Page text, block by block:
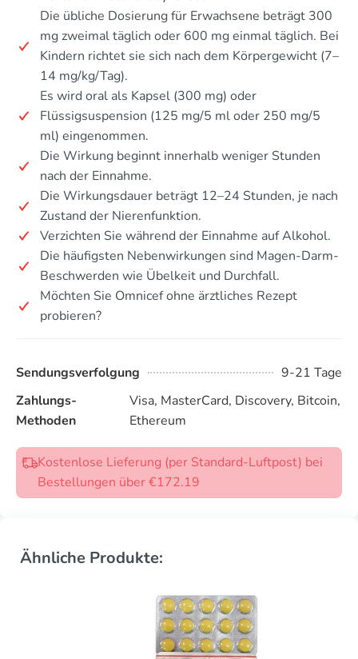
Die übliche Dosierung für Erwachsene beträgt 300
mg zweimal täglich oder 600 mg einmal täglich. Bei
Kindern richtet sie sich nach dem Körpergewicht (7–
14 mg/kg/Tag).
Es wird oral als Kapsel (300 mg) oder
Flüssigsuspension (125 mg/5 ml oder 250 mg/5
ml) eingenommen.
Die Wirkung beginnt innerhalb weniger Stunden
nach der Einnahme.
Die Wirkungsdauer beträgt 12–24 Stunden, je nach
Zustand der Nierenfunktion.
Verzichten Sie während der Einnahme auf Alkohol.
Die häufigsten Nebenwirkungen sind Magen-Darm-
Beschwerden wie Übelkeit und Durchfall.
Möchten Sie Omnicef ohne ärztliches Rezept
probieren?
Sendungsverfolgung
9-21 Tage
Zahlungs-
Methoden
Visa, MasterCard, Discovery, Bitcoin,
Ethereum
Kostenlose Lieferung (per Standard-Luftpost) bei
Bestellungen über €172.19
Ähnliche Produkte: